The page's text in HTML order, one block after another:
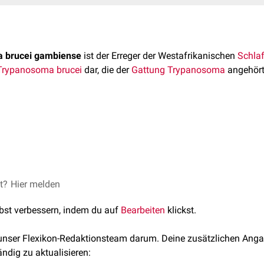
brucei gambiense ist der Erreger der Westafrikanischen
brucei dar, die der Gattung Trypanosoma
brucei gambiense verursachte Schlafkrankheit eher
letal.
Erkrankungen
von Trypanosomatiden - siehe Trypanosoma brucei
Trypomastigoten)
(engl.)
Hier melden
verbessern, indem du auf Bearbeiten klickst.
Flexikon-Redaktionsteam darum. Deine zusätzlichen
zu aktualisieren: